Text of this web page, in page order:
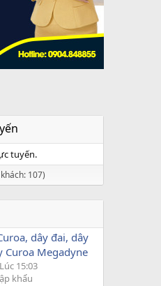
tuyến.
107)
dây đai, dây
Curoa Megadyne
Lúc 15:03
khẩu